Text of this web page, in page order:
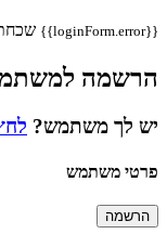
{{loginForm.error}}
הרשמה
יש לך משתמש?
פרטי משתמש
הרשמה